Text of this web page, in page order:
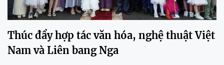
Thúc đẩy hợp tác văn hóa, nghệ thuật Việt
Nam và Liên bang Nga